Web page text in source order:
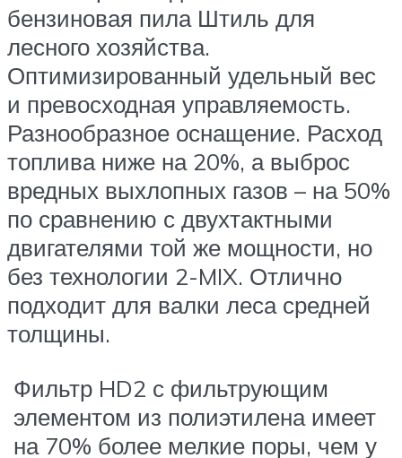
бензиновая пила Штиль для
лесного хозяйства.
Оптимизированный удельный вес
и превосходная управляемость.
Разнообразное оснащение. Расход
топлива ниже на 20%, а выброс
вредных выхлопных газов – на 50%
по сравнению с двухтактными
двигателями той же мощности, но
без технологии 2-MIX. Отлично
подходит для валки леса средней
толщины.
Фильтр HD2 с фильтрующим
элементом из полиэтилена имеет
на 70% более мелкие поры, чем у